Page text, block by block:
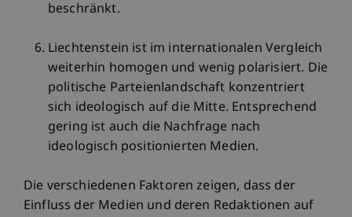
beschränkt.
Liechtenstein ist im internationalen Vergleich
weiterhin homogen und wenig polarisiert. Die
politische Parteienlandschaft konzentriert
sich ideologisch auf die Mitte. Entsprechend
gering ist auch die Nachfrage nach
ideologisch positionierten Medien.
Die verschiedenen Faktoren zeigen, dass der
Einfluss der Medien und deren Redaktionen auf